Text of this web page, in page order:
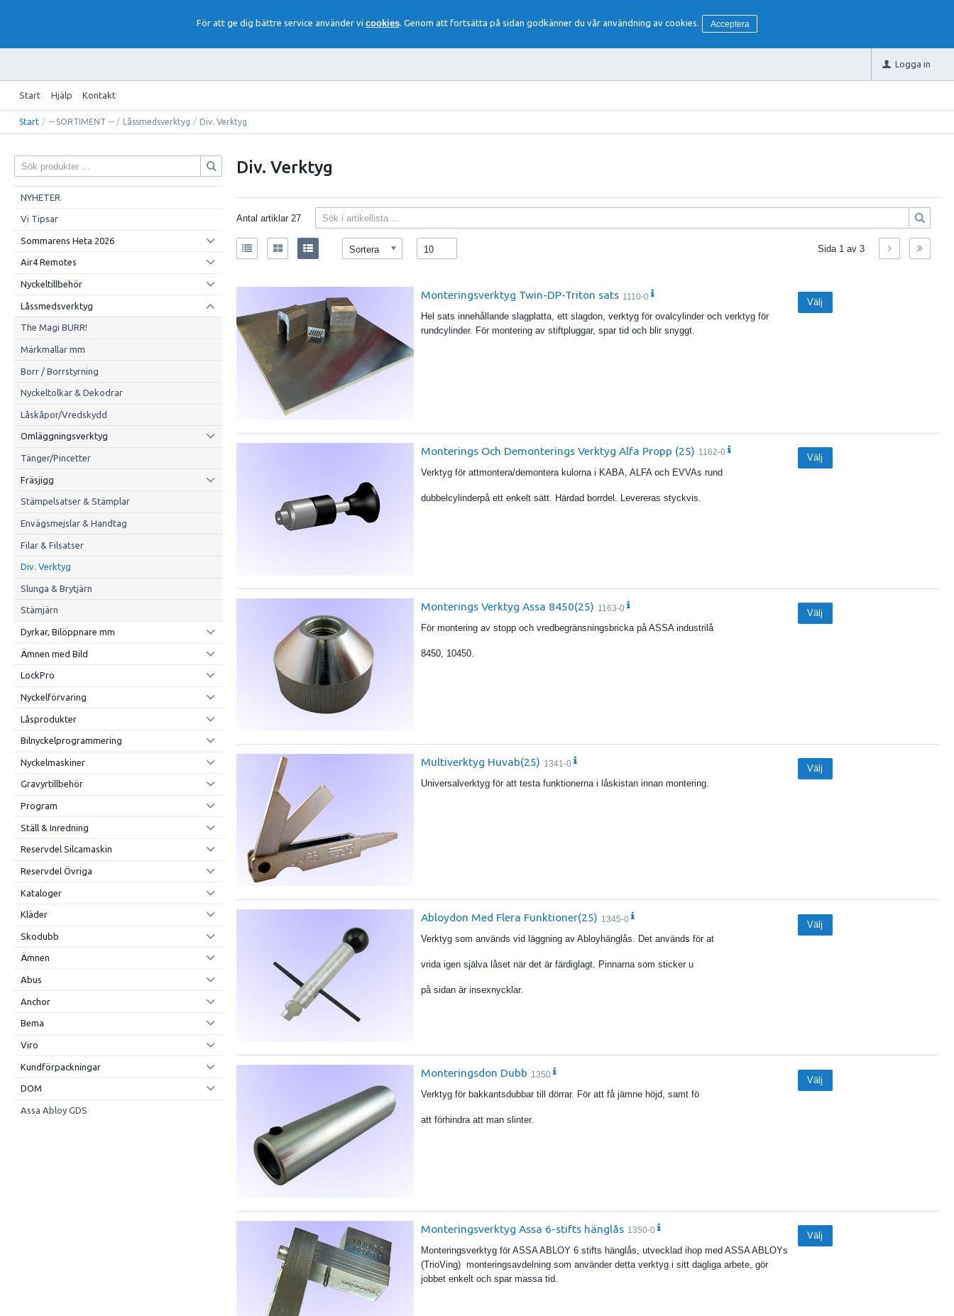
För att ge dig bättre service använder vi cookies. Genom att fortsätta på sidan godkänner du vår användning av cookies. Acceptera
Logga in
Start Hjälp Kontakt
Start / -- SORTIMENT -- / Låssmedsverktyg / Div. Verktyg
NYHETER
Vi Tipsar
Sommarens Heta 2026
Air4 Remotes
Nyckeltillbehör
Låssmedsverktyg
The Magi BURR!
Märkmallar mm
Borr / Borrstyrning
Nyckeltolkar & Dekodrar
Låskåpor/Vredskydd
Omläggningsverktyg
Tänger/Pincetter
Fräsjigg
Stämpelsatser & Stämplar
Envägsmejslar & Handtag
Filar & Filsatser
Div. Verktyg
Slunga & Brytjärn
Stämjärn
Dyrkar, Bilöppnare mm
Ämnen med Bild
LockPro
Nyckelförvaring
Låsprodukter
Bilnyckelprogrammering
Nyckelmaskiner
Gravyrtillbehör
Program
Ställ & Inredning
Reservdel Silcamaskin
Reservdel Övriga
Kataloger
Kläder
Skodubb
Ämnen
Abus
Anchor
Bema
Viro
Kundförpackningar
DOM
Assa Abloy GDS
Div. Verktyg
Antal artiklar 27
Sortera 10 Sida 1 av 3
Monteringsverktyg Twin-DP-Triton sats 1110-0
Hel sats innehållande slagplatta, ett slagdon, verktyg för ovalcylinder och verktyg för
rundcylinder. För montering av stiftpluggar, spar tid och blir snyggt.
Välj
Monterings Och Demonterings Verktyg Alfa Propp (25) 1162-0
Verktyg för attmontera/demontera kulorna i KABA, ALFA och EVVAs rund
dubbelcylinderpå ett enkelt sätt. Härdad borrdel. Levereras styckvis.
Välj
Monterings Verktyg Assa 8450(25) 1163-0
För montering av stopp och vredbegränsningsbricka på ASSA industrilå
8450, 10450.
Välj
Multiverktyg Huvab(25) 1341-0
Universalverktyg för att testa funktionerna i låskistan innan montering.
Välj
Abloydon Med Flera Funktioner(25) 1345-0
Verktyg som används vid läggning av Abloyhänglås. Det används för at
vrida igen själva låset när det är färdiglagt. Pinnarna som sticker u
på sidan är insexnycklar.
Välj
Monteringsdon Dubb 1350
Verktyg för bakkantsdubbar till dörrar. För att få jämne höjd, samt fö
att förhindra att man slinter.
Välj
Monteringsverktyg Assa 6-stifts hänglås 1350-0
Monteringsverktyg för ASSA ABLOY 6 stifts hänglås, utvecklad ihop med ASSA ABLOYs
(TrioVing) monteringsavdelning som använder detta verktyg i sitt dagliga arbete, gör
jobbet enkelt och spar massa tid.
Välj